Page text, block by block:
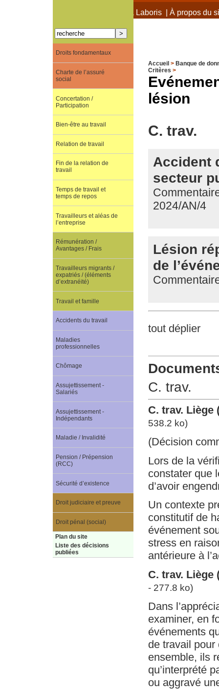
À propos de Terra Laboris| À propos du
Accueil > Banque de
Critères >
lésion
C. trav.
Accident
secteur
2024/AN/4
Lésion
de
tout déplier
C. trav.
C. trav. Liège
538.2 ko)
(Décision
Lors de la
constater que
d’avoir
Un contexte
constitutif de
événement
stress en
antérieure à
C. trav. Liège
- 277.8 ko)
Dans
examiner, en
événements
de travail
ensemble, ils
qu’interprété
ou aggravé
Droits fondamentaux
Charte de l’assuré
social
Concertation /
Participation
Bien-être au travail
Relation de travail
Fin de la relation de
travail
Temps de travail et
temps de repos
Travailleurs et aléas de
l’entreprise
Rémunération /
Avantages / Frais
Travailleurs migrants /
expatriés / (éléments
d’extranéité)
Travail et famille
Accidents du travail
Maladies
professionnelles
Chômage
Assujettissement -
Salariés
Assujettissement -
Indépendants
Maladie / Invalidité
Pension / Prépension
(RCC)
Sécurité d’existence
Droit judiciaire et preuve
Droit pénal (social)
Plan du site
Liste des décisions
publiées